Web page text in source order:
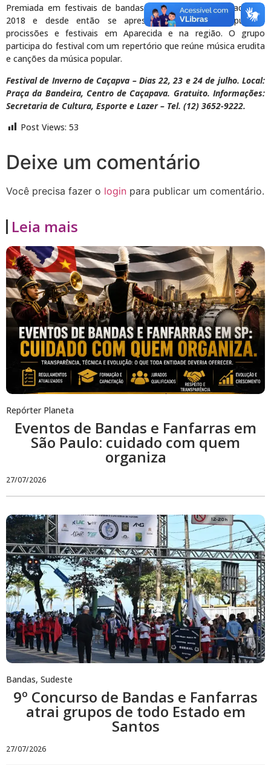
Premiada em festivais de bandas e fanfarras, foi formada em
2018 e desde então se apresenta em festas populares,
procissões e festivais em Aparecida e na região. O grupo
participa do festival com um repertório que reúne música erudita
e canções da música popular.
Festival de Inverno de Caçapva – Dias 22, 23 e 24 de julho. Local:
Praça da Bandeira, Centro de Caçapava. Gratuito. Informações:
Secretaria de Cultura, Esporte e Lazer – Tel. (12) 3652-9222.
Post Views: 53
Deixe um comentário
Você precisa fazer o login para publicar um comentário.
Leia mais
Repórter Planeta
Eventos de Bandas e Fanfarras em
São Paulo: cuidado com quem
organiza
27/07/2026
Bandas, Sudeste
9º Concurso de Bandas e Fanfarras
atrai grupos de todo Estado em
Santos
27/07/2026